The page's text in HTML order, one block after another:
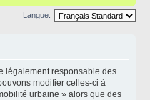
Langue:
légalement responsable des
modifier celles-ci à
urbaine » alors que des